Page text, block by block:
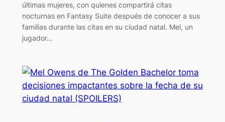
últimas mujeres, con quienes compartirá citas
nocturnas en Fantasy Suite después de conocer a sus
familias durante las citas en su ciudad natal. Mel, un
jugador…